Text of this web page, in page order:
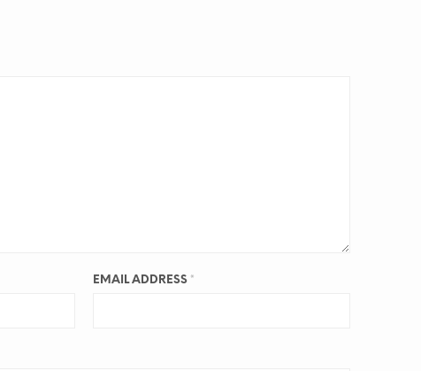
EMAIL ADDRESS *